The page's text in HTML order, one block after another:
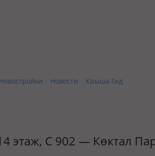
Новостройки Новости Крыша Гид
этаж, C 902 — Көктал